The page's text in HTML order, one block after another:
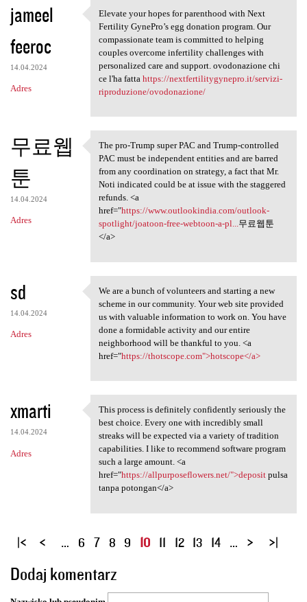
jameel
feeroc
14.04.2024
Adres
Elevate your hopes for
Elevate your hopes for parenthood with Next
Fertility GynePro’s egg donation program. Our
compassionate team is committed to helping
couples overcome infertility challenges with
personalized care and support. ovodonazione chi
ce l'ha fatta https://nextfertilitygynepro.it/servizi-
riproduzione/ovodonazione/
무료웹
툰
14.04.2024
Adres
The pro-Trump super PAC and
The pro-Trump super PAC and Trump-controlled
PAC must be independent entities and are barred
from any coordination on strategy, a fact that Mr.
Noti indicated could be at issue with the staggered
refunds. <a
href="https://www.outlookindia.com/outlook-
spotlight/joatoon-free-webtoon-a-pl...무료웹툰
</a>
sd
14.04.2024
Adres
We are a bunch of volunteers
We are a bunch of volunteers and starting a new
scheme in our community. Your web site provided
us with valuable information to work on. You have
done a formidable activity and our entire
neighborhood will be thankful to you. <a
href="https://thotscope.com">hotscope</a>
xmarti
14.04.2024
Adres
This process is definitely
This process is definitely confidently seriously the
best choice. Every one with incredibly small
streaks will be expected via a variety of tradition
capabilities. I like to recommend software program
such a large amount. <a
href="https://allpurposeflowers.net/">depositpulsa
tanpa potongan</a>
S
r
o
… 6 7 8 9 10 11 12 13 14 …
Dodaj komentarz